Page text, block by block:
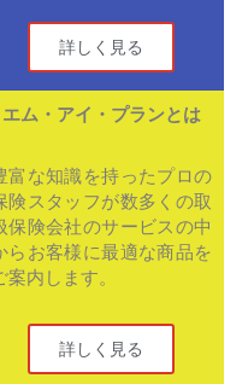
詳しく見る
エム・アイ・プランとは
富な知識を持ったプロの
険スタッフが数多くの取
保険会社のサービスの中
らお客様に最適な商品を
案内します。
詳しく見る